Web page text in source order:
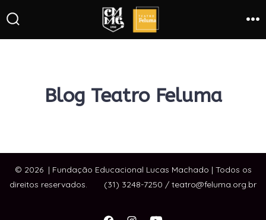
Blog Teatro Feluma
© 2026 | Fundação Educacional Lucas Machado | Todos os
direitos reservados. (31) 3248-7250 / teatro@feluma.org.br